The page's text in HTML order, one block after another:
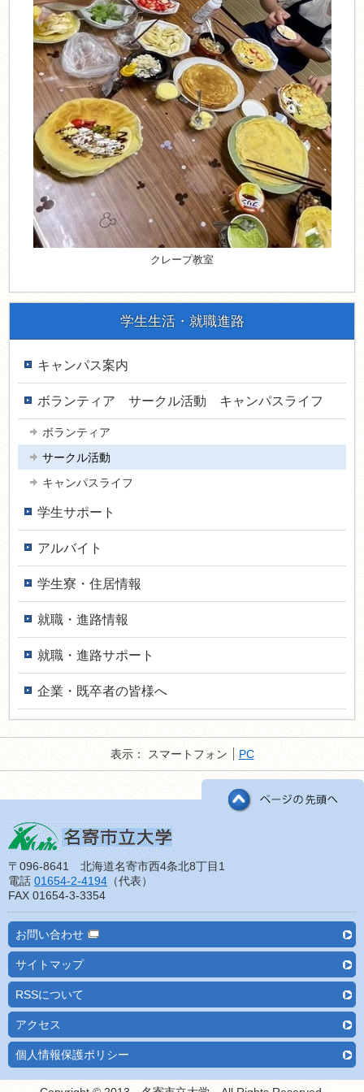
クレープ教室
学生生活・就職進路
キャンパス案内
ボランティア サークル活動 キャンパスライフ
ボランティア
サークル活動
キャンパスライフ
学生サポート
アルバイト
学生寮・住居情報
就職・進路情報
就職・進路サポート
企業・既卒者の皆様へ
表示： スマートフォン PC
〒096-8641 北海道名寄市西4条北8丁目1
電話 01654-2-4194 （代表）
FAX 01654-3-3354
お問い合わせ
サイトマップ
RSSについて
アクセス
個人情報保護ポリシー